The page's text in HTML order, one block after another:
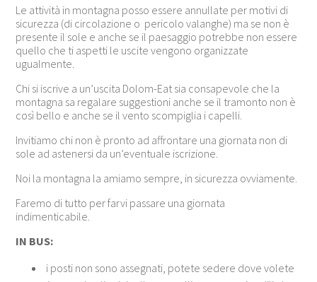
Le attività in montagna posso essere annullate per motivi di
sicurezza (di circolazione o pericolo valanghe) ma se non è
presente il sole e anche se il paesaggio potrebbe non essere
quello che ti aspetti le uscite vengono organizzate
ugualmente.
Chi si iscrive a un’uscita Dolom-Eat sia consapevole che la
montagna sa regalare suggestioni anche se il tramonto non è
così bello e anche se il vento scompiglia i capelli.
Invitiamo chi non è pronto ad affrontare una giornata non di
sole ad astenersi da un’eventuale iscrizione.
Noi la montagna la amiamo sempre, in sicurezza ovviamente.
Faremo di tutto per farvi passare una giornata
indimenticabile.
IN BUS:
i posti non sono assegnati, potete sedere dove volete